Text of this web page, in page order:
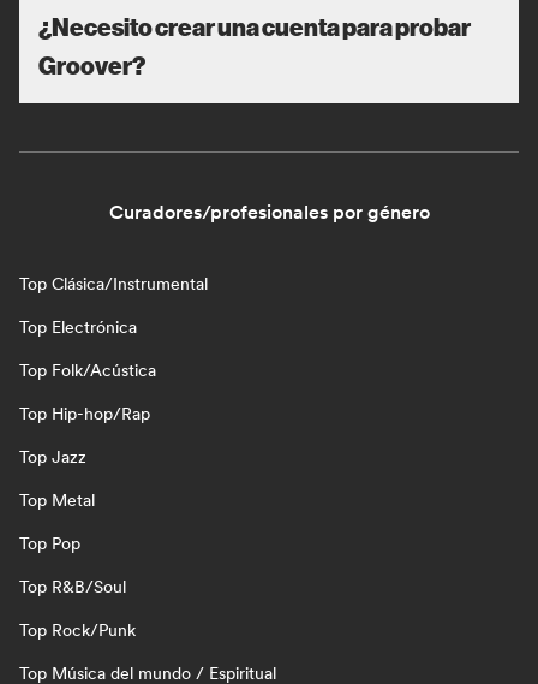
¿Necesito crear una cuenta para probar
Groover?
Curadores/profesionales por género
Top Clásica/Instrumental
Top Electrónica
Top Folk/Acústica
Top Hip-hop/Rap
Top Jazz
Top Metal
Top Pop
Top R&B/Soul
Top Rock/Punk
Top Música del mundo / Espiritual